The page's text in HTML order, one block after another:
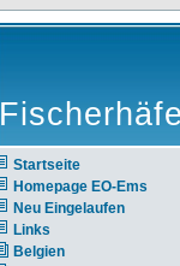
Startseite
Homepage EO-Ems
Neu Eingelaufen
Links
Belgien